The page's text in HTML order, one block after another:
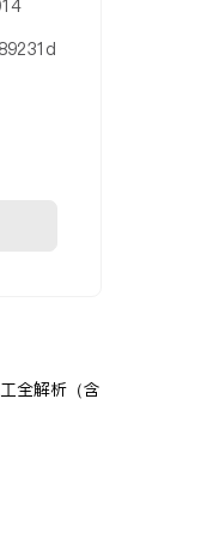
全解析（含